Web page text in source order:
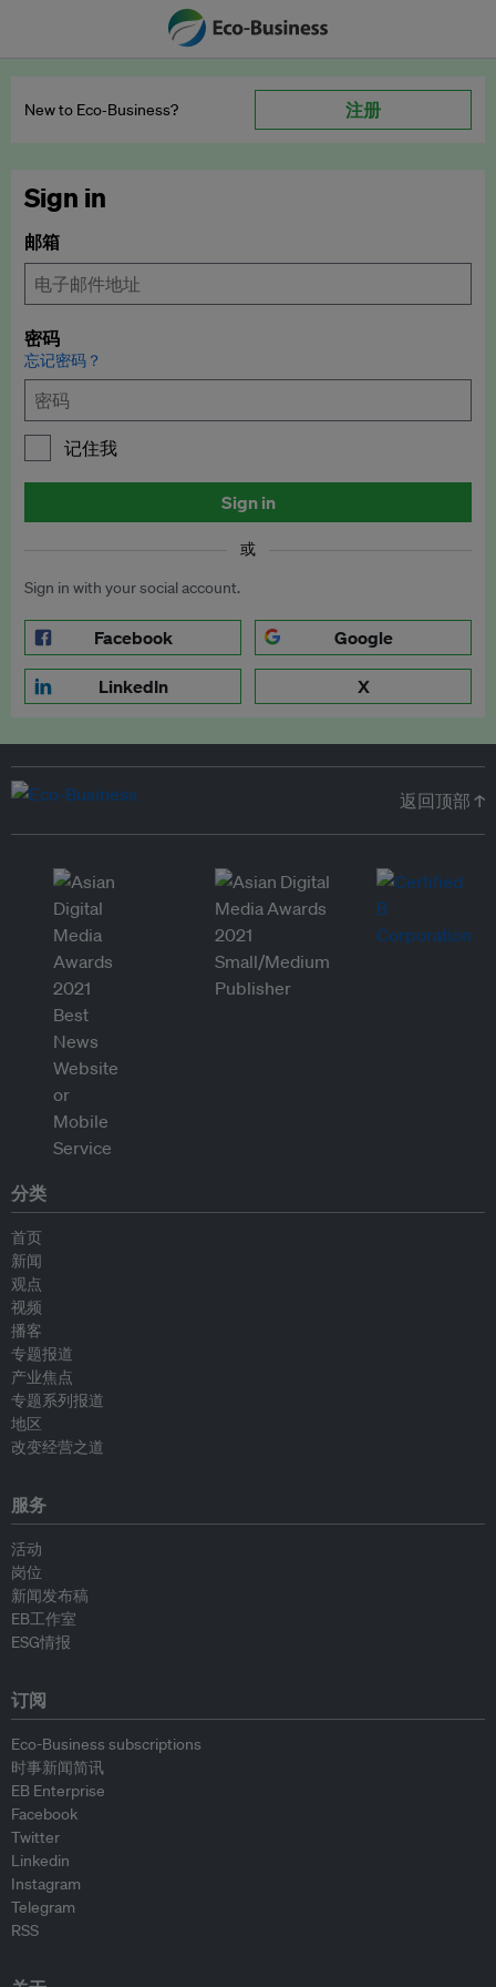
New to Eco‑Business? 注册
Sign in
邮箱
密码
忘记密码？
记住我
Sign in
或
Sign in with your social account.
Facebook Google
LinkedIn X
返回顶部 ↑
分类
首页
新闻
观点
视频
播客
专题报道
产业焦点
专题系列报道
地区
改变经营之道
服务
活动
岗位
新闻发布稿
EB工作室
ESG情报
订阅
Eco-Business subscriptions
时事新闻简讯
EB Enterprise
Facebook
Twitter
Linkedin
Instagram
Telegram
RSS